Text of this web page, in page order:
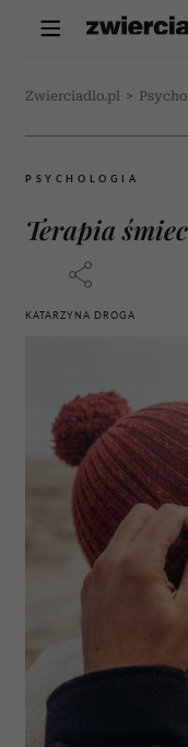
Zwierciadlo.pl >
PSYCHOLOGIA
Terapia
KATARZYNA DROGA